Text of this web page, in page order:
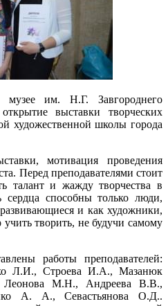
музее им. Н.Г. Завгороднего
выставки творческих
художественной школы города
мотивация проведения
Перед преподавателями стоит
талант и жажду творчества в
сердца способны только люди,
и как художники,
творить, не будучи самому
работы преподавателей:
Л.И., Строева И.А., Мазанюк
М.Н., Андреева В.В.,
А. А., Севастьянова О.Д..